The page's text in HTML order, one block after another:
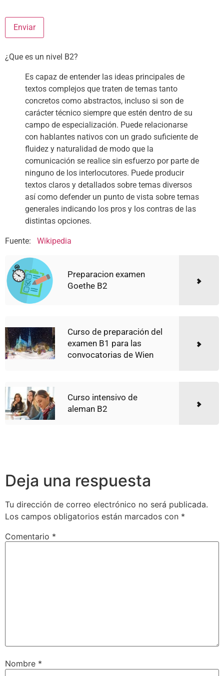
Enviar
¿Que es un nivel B2?
Es capaz de entender las ideas principales de
textos complejos que traten de temas tanto
concretos como abstractos, incluso si son de
carácter técnico siempre que estén dentro de su
campo de especialización. Puede relacionarse
con hablantes nativos con un grado suficiente de
fluidez y naturalidad de modo que la
comunicación se realice sin esfuerzo por parte de
ninguno de los interlocutores. Puede producir
textos claros y detallados sobre temas diversos
así como defender un punto de vista sobre temas
generales indicando los pros y los contras de las
distintas opciones.
Fuente: Wikipedia
Preparacion examen
Goethe B2
Curso de preparación del
examen B1 para las
convocatorias de Wien
Curso intensivo de
aleman B2
Deja una respuesta
Tu dirección de correo electrónico no será publicada.
Los campos obligatorios están marcados con *
Comentario *
Nombre *